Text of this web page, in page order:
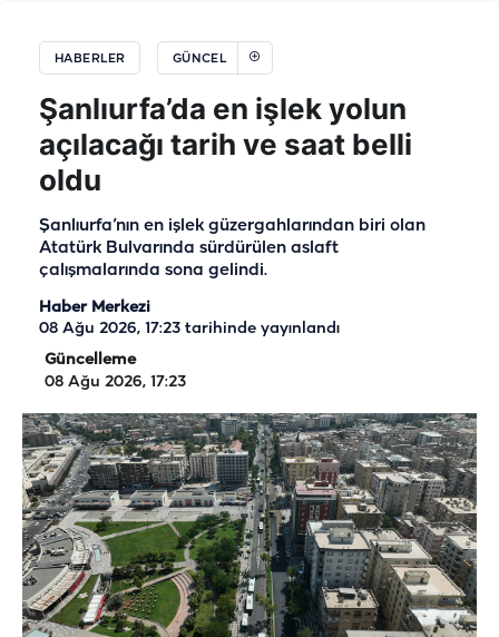
HABERLER GÜNCEL
Şanlıurfa’da en işlek yolun
açılacağı tarih ve saat belli
oldu
Şanlıurfa’nın en işlek güzergahlarından biri olan
Atatürk Bulvarında sürdürülen aslaft
çalışmalarında sona gelindi.
Haber Merkezi
08 Ağu 2026, 17:23 tarihinde yayınlandı
Güncelleme
08 Ağu 2026, 17:23